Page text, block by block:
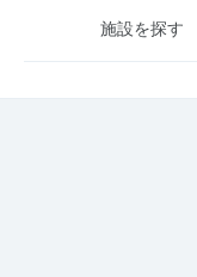
施設を探す